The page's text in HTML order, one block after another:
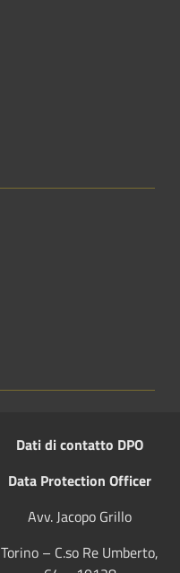
Dati di contatto DPO
Data Protection Officer
Avv. Jacopo Grillo
Torino – C.so Re Umberto,